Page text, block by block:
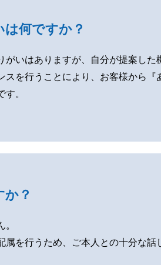
何ですか？
がいはありますが、自分が提案した
スを行うことにより、お客様から
。
？
属を行うため、ご本人との十分な